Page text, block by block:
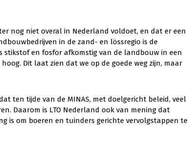
nog niet overal in Nederland voldoet, en dat er een
in de zand- en lössregio is de
en fosfor afkomstig van de landbouw in een
Dit laat zien dat we op de goede weg zijn, maar
ten tijde van de MINAS, met doelgericht beleid, veel
Daarom is LTO Nederland ook van mening dat
is om boeren en tuinders gerichte vervolgstappen te